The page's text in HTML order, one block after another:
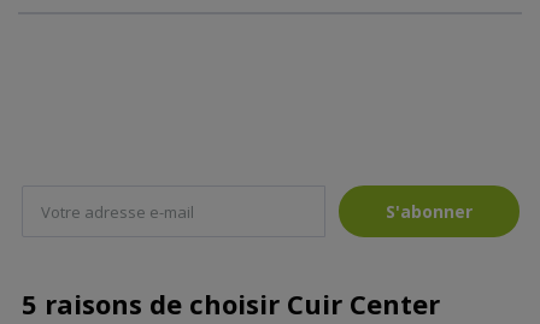
S'abonner
5 raisons de choisir Cuir Center